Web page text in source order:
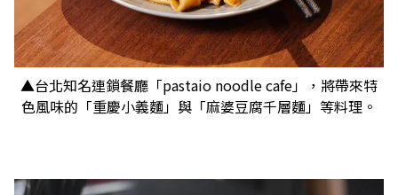
▲台北知名連鎖餐廳「pastaio noodle cafe」，將帶來特
色風味的「重慶小義麵」與「麻婆豆腐千層麵」等料理。